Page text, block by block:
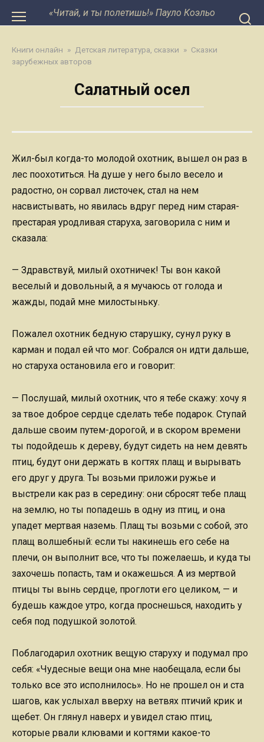
«Читай, и ты полетишь!» Пауло Коэльо
Книги онлайн » Детская литература, сказки » Сказки
зарубежных авторов
Салатный осел
Жил-был когда-то молодой охотник, вышел он раз в
лес поохотиться. На душе у него было весело и
радостно, он сорвал листочек, стал на нем
насвистывать, но явилась вдруг перед ним старая-
престарая уродливая старуха, заговорила с ним и
сказала:
— Здравствуй, милый охотничек! Ты вон какой
веселый и довольный, а я мучаюсь от голода и
жажды, подай мне милостыньку.
Пожалел охотник бедную старушку, сунул руку в
карман и подал ей что мог. Собрался он идти дальше,
но старуха остановила его и говорит:
— Послушай, милый охотник, что я тебе скажу: хочу я
за твое доброе сердце сделать тебе подарок. Ступай
дальше своим путем-дорогой, и в скором времени
ты подойдешь к дереву, будут сидеть на нем девять
птиц, будут они держать в когтях плащ и вырывать
его друг у друга. Ты возьми приложи ружье и
выстрели как раз в середину: они сбросят тебе плащ
на землю, но ты попадешь в одну из птиц, и она
упадет мертвая наземь. Плащ ты возьми с собой, это
плащ волшебный: если ты накинешь его себе на
плечи, он выполнит все, что ты пожелаешь, и куда ты
захочешь попасть, там и окажешься. А из мертвой
птицы ты вынь сердце, проглоти его целиком, — и
будешь каждое утро, когда проснешься, находить у
себя под подушкой золотой.
Поблагодарил охотник вещую старуху и подумал про
себя: «Чудесные вещи она мне наобещала, если бы
только все это исполнилось». Но не прошел он и ста
шагов, как услыхал вверху на ветвях птичий крик и
щебет. Он глянул наверх и увидел стаю птиц,
которые рвали клювами и когтями какое-то